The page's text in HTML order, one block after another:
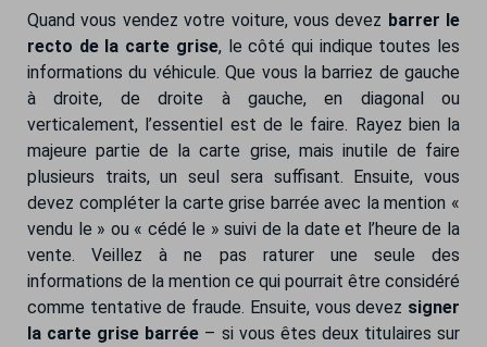
Quand vous vendez votre voiture, vous devez barrer le
recto de la carte grise, le côté qui indique toutes les
informations du véhicule. Que vous la barriez de gauche
à droite, de droite à gauche, en diagonal ou
verticalement, l’essentiel est de le faire. Rayez bien la
majeure partie de la carte grise, mais inutile de faire
plusieurs traits, un seul sera suffisant. Ensuite, vous
devez compléter la carte grise barrée avec la mention «
vendu le » ou « cédé le » suivi de la date et l’heure de la
vente. Veillez à ne pas raturer une seule des
informations de la mention ce qui pourrait être considéré
comme tentative de fraude. Ensuite, vous devez signer
la carte grise barrée – si vous êtes deux titulaires sur